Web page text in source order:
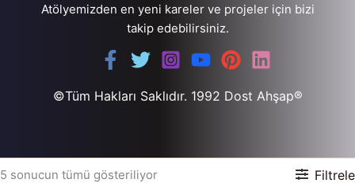
5 sonucun tümü gösteriliyor Filtrele
Atölyemizden en yeni kareler ve projeler için bizi
takip edebilirsiniz.
©Tüm Hakları Saklıdır. 1992 Dost Ahşap®